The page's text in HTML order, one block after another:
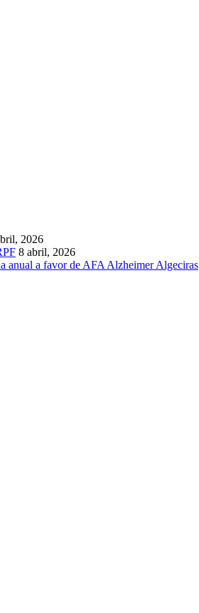
2026
8 abril, 2026
anual a favor de AFA Alzheimer Algeciras